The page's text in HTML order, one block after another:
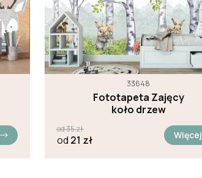
33648
Fototapeta Zajęcy
koło drzew
od35zł
od 21 zł Więcej